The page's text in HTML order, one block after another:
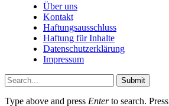
Über uns
Kontakt
Haftungsausschluss
Haftung für Inhalte
Datenschutzerklärung
Impressum
Submit
Type above and press Enterto search. Press